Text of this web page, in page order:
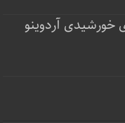
خورشیدی آردوینو